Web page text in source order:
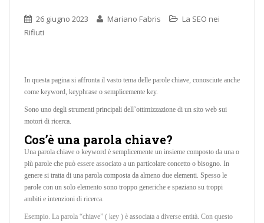
26 giugno 2023 Mariano Fabris
La SEO nei
Rifiuti
In questa pagina si affronta il vasto tema delle parole chiave, conosciute anche
come keyword, keyphrase o semplicemente key.
Sono uno degli strumenti principali dell’ottimizzazione di un sito web sui
motori di ricerca.
Cos’è una parola chiave?
Una parola chiave o keyword è semplicemente un insieme composto da una o
più parole che può essere associato a un particolare concetto o bisogno. In
genere si tratta di una parola composta da almeno due elementi. Spesso le
parole con un solo elemento sono troppo generiche e spaziano su troppi
ambiti e intenzioni di ricerca.
Esempio. La parola “chiave” ( key ) è associata a diverse entità. Con questo